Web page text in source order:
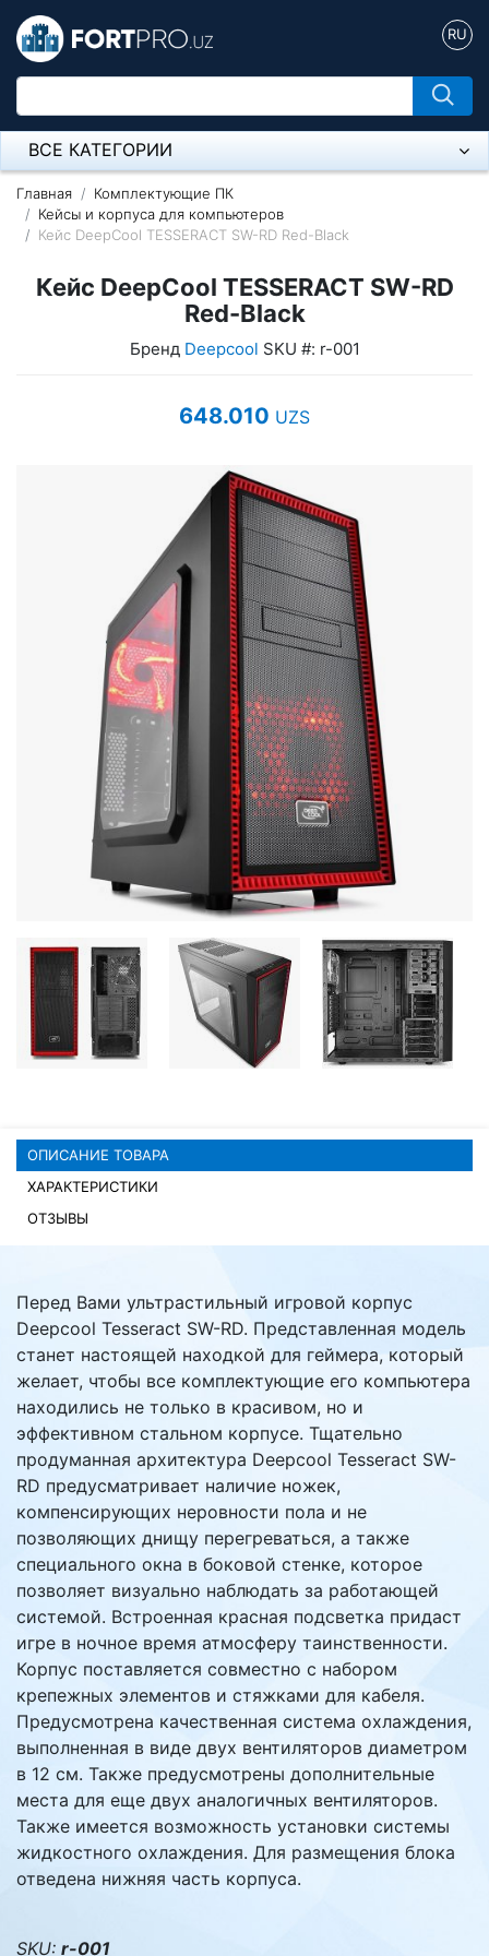
RU
ВСЕ КАТЕГОРИИ
Микрофон
Напольные розетки
Оборудование Mikrotik
Модемы ADSL, Wan/Lan Роутеры, Wi-Fi
Серверное оборудование
UPS Источники бесперебойного питания
Мышки и Клавиатуры
Наушники
Сетевое оборудование
Системы охлаждения
Видеоконференцсвязь
Digital Signage
Компьютеры Fujitsu
Комплектующие ПК
Главная
Комплектующие ПК
Кейсы и корпуса для компьютеров
Кейс DeepCool TESSERACT SW-RD Red-Black
Кейс DeepCool TESSERACT SW-RD
Red-Black
Бренд Deepcool SKU #: r-001
648.010 UZS
ОПИСАНИЕ ТОВАРА
ХАРАКТЕРИСТИКИ
ОТЗЫВЫ
Перед Вами ультрастильный игровой корпус
Deepcool Tesseract SW-RD. Представленная модель
станет настоящей находкой для геймера, который
желает, чтобы все комплектующие его компьютера
находились не только в красивом, но и
эффективном стальном корпусе. Тщательно
продуманная архитектура Deepcool Tesseract SW-
RD предусматривает наличие ножек,
компенсирующих неровности пола и не
позволяющих днищу перегреваться, а также
специального окна в боковой стенке, которое
позволяет визуально наблюдать за работающей
системой. Встроенная красная подсветка придаст
игре в ночное время атмосферу таинственности.
Корпус поставляется совместно с набором
крепежных элементов и стяжками для кабеля.
Предусмотрена качественная система охлаждения,
выполненная в виде двух вентиляторов диаметром
в 12 см. Также предусмотрены дополнительные
места для еще двух аналогичных вентиляторов.
Также имеется возможность установки системы
жидкостного охлаждения. Для размещения блока
отведена нижняя часть корпуса.
SKU: r-001